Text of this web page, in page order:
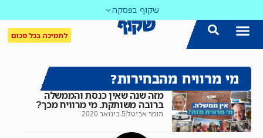
שקוף בפסקה
לתמיכה בכל סכום
מי מרוויח מהבחירות?
מזה שנה שאין כנסת והממשלה
ברובה משותקת. מי מרוויח מכך?
תומר אביטל 5 בינואר 2020